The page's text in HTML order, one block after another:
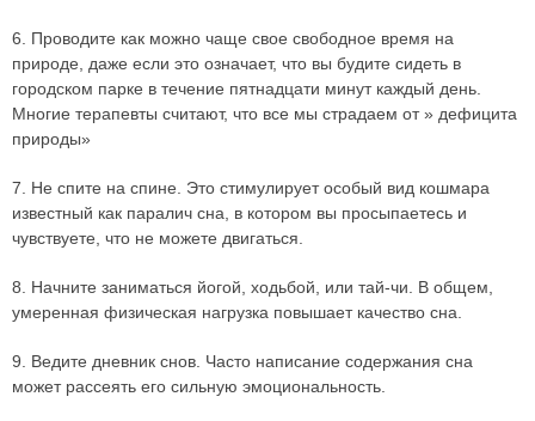
6. Проводите как можно чаще свое свободное время на
природе, даже если это означает, что вы будите сидеть в
городском парке в течение пятнадцати минут каждый день.
Многие терапевты считают, что все мы страдаем от » дефицита
природы»
7. Не спите на спине. Это стимулирует особый вид кошмара
известный как паралич сна, в котором вы просыпаетесь и
чувствуете, что не можете двигаться.
8. Начните заниматься йогой, ходьбой, или тай-чи. В общем,
умеренная физическая нагрузка повышает качество сна.
9. Ведите дневник снов. Часто написание содержания сна
может рассеять его сильную эмоциональность.